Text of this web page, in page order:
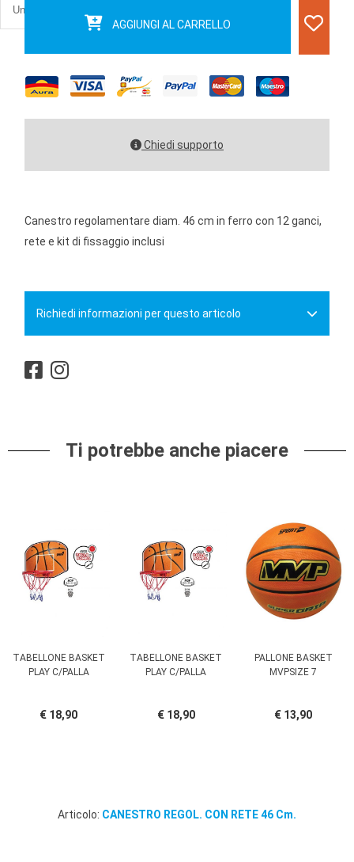
AGGIUNGI AL CARRELLO
Chiedi supporto
Canestro regolamentare diam. 46 cm in ferro con 12 ganci,
rete e kit di fissaggio inclusi
Richiedi informazioni per questo articolo
Ti potrebbe anche piacere
TABELLONE BASKET
PLAY C/PALLA
€ 18,90
TABELLONE BASKET
PLAY C/PALLA
€ 18,90
PALLONE BASKET
MVPSIZE 7
€ 13,90
Articolo: CANESTRO REGOL. CON RETE 46 Cm.